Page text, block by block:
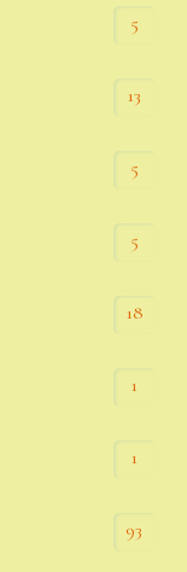
5
13
5
5
18
1
1
93